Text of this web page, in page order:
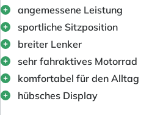
angemessene Leistung
sportliche Sitzposition
breiter Lenker
sehr fahraktives Motorrad
komfortabel für den Alltag
hübsches Display